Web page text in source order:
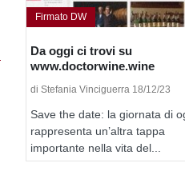
Firmato DW
Da oggi ci trovi su
www.doctorwine.wine
di Stefania Vinciguerra 18/12/23
Save the date: la giornata di
rappresenta un’altra tappa
importante nella vita del...